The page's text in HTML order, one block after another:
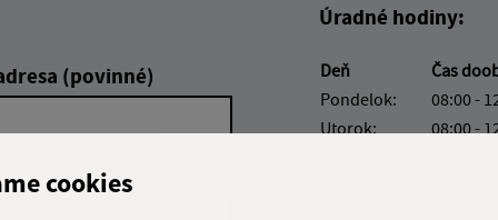
cookies
(povinné)
Úradné hodiny:
Deň
Čas
Pondelok:
08:00 -
Utorok:
08:00 -